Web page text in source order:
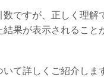
ですが、正しく理解
果が表示されること
て詳しくご紹介しま